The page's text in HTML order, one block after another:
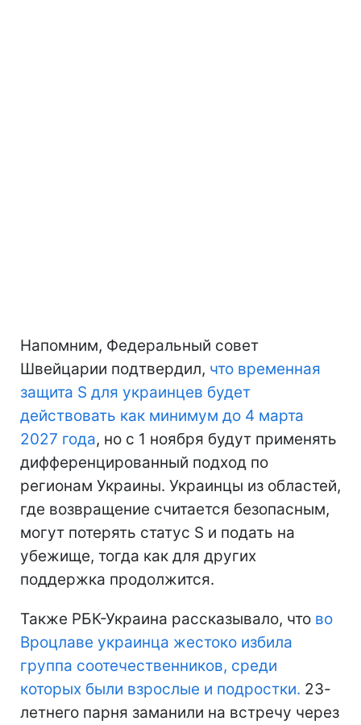
Напомним, Федеральный совет
Швейцарии подтвердил, что временная
защита S для украинцев будет
действовать как минимум до 4 марта
2027 года, но с 1 ноября будут применять
дифференцированный подход по
регионам Украины. Украинцы из областей,
где возвращение считается безопасным,
могут потерять статус S и подать на
убежище, тогда как для других
поддержка продолжится.
Также РБК-Украина рассказывало, что во
Вроцлаве украинца жестоко избила
группа соотечественников, среди
которых были взрослые и подростки. 23-
летнего парня заманили на встречу через